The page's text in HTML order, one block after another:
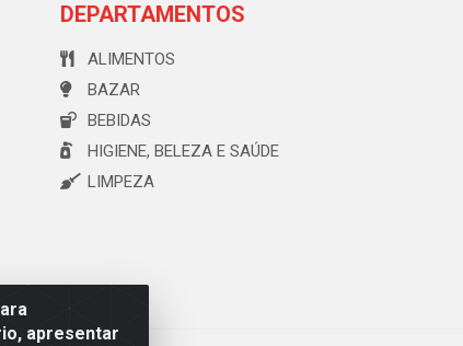
apresentar
DEPARTAMENTOS
ALIMENTOS
BAZAR
BEBIDAS
HIGIENE, BELEZA E SAÚDE
LIMPEZA